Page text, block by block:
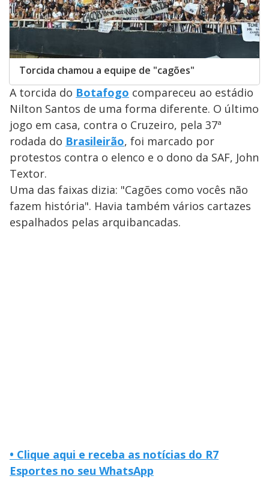
Torcida chamou a equipe de "cagões"
A torcida do Botafogo compareceu ao estádio
Nilton Santos de uma forma diferente. O último
jogo em casa, contra o Cruzeiro, pela 37ª
rodada do Brasileirão, foi marcado por
protestos contra o elenco e o dono da SAF, John
Textor.
Uma das faixas dizia: "Cagões como vocês não
fazem história". Havia também vários cartazes
espalhados pelas arquibancadas.
• Clique aqui e receba as notícias do R7
Esportes no seu WhatsApp